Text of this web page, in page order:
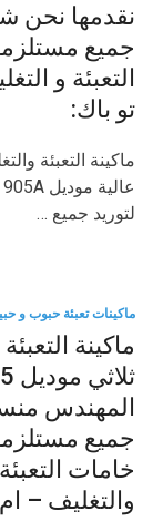
نقدمها نحن
جميع
التعبئة و
تو باك:
ماكينة التعبئة
لتوريد جميع …
ماكينات تعبئة حبوب و
ماكينة
المهندس
جميع
خامات
والتغليف –